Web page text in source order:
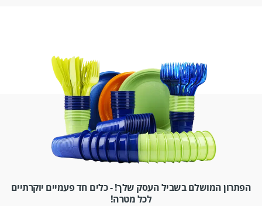
הפתרון המושלם בשביל העסק שלך! - כלים חד פעמיים יוקרתיים
לכל מטרה!